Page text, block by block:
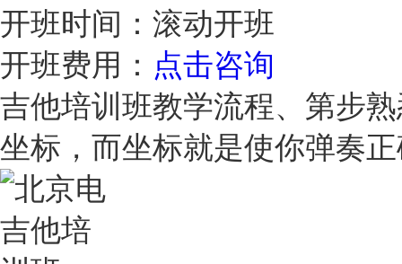
开班时间： 滚动开班
开班费用： 点击咨询
吉他培训班教学流程、第步
坐标，而坐标就是使你弹奏